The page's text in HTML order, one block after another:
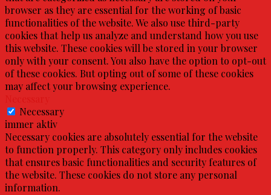
browser as they are essential for the working of basic
functionalities of the website. We also use third-party
cookies that help us analyze and understand how you use
this website. These cookies will be stored in your browser
only with your consent. You also have the option to opt-out
of these cookies. But opting out of some of these cookies
may affect your browsing experience.
Necessary
immer aktiv
Necessary cookies are absolutely essential for the website
to function properly. This category only includes cookies
that ensures basic functionalities and security features of
the website. These cookies do not store any personal
information.